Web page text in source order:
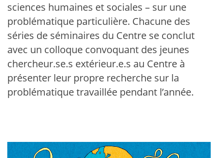
sciences humaines et sociales – sur une
problématique particulière. Chacune des
séries de séminaires du Centre se conclut
avec un colloque convoquant des jeunes
chercheur.se.s extérieur.e.s au Centre à
présenter leur propre recherche sur la
problématique travaillée pendant l’année.